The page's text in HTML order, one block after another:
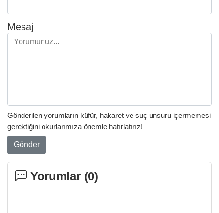
Mesaj
Gönderilen yorumların küfür, hakaret ve suç unsuru içermemesi
gerektiğini okurlarımıza önemle hatırlatırız!
Gönder
Yorumlar (0)